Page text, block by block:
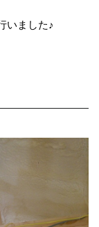
いました♪